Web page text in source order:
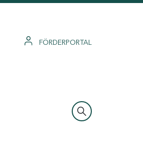
FÖRDERPORTAL